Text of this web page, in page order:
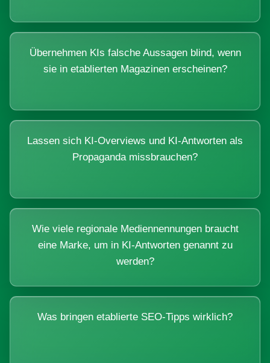
Übernehmen KIs falsche Aussagen blind, wenn
sie in etablierten Magazinen erscheinen?
Lassen sich KI-Overviews und KI-Antworten als
Propaganda missbrauchen?
Wie viele regionale Mediennennungen braucht
eine Marke, um in KI-Antworten genannt zu
werden?
Was bringen etablierte SEO-Tipps wirklich?